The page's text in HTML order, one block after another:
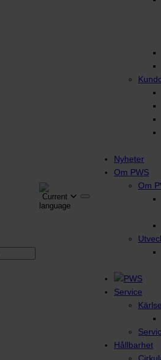
Nyheter
Om PWS
Om
Service
Hållbarhet